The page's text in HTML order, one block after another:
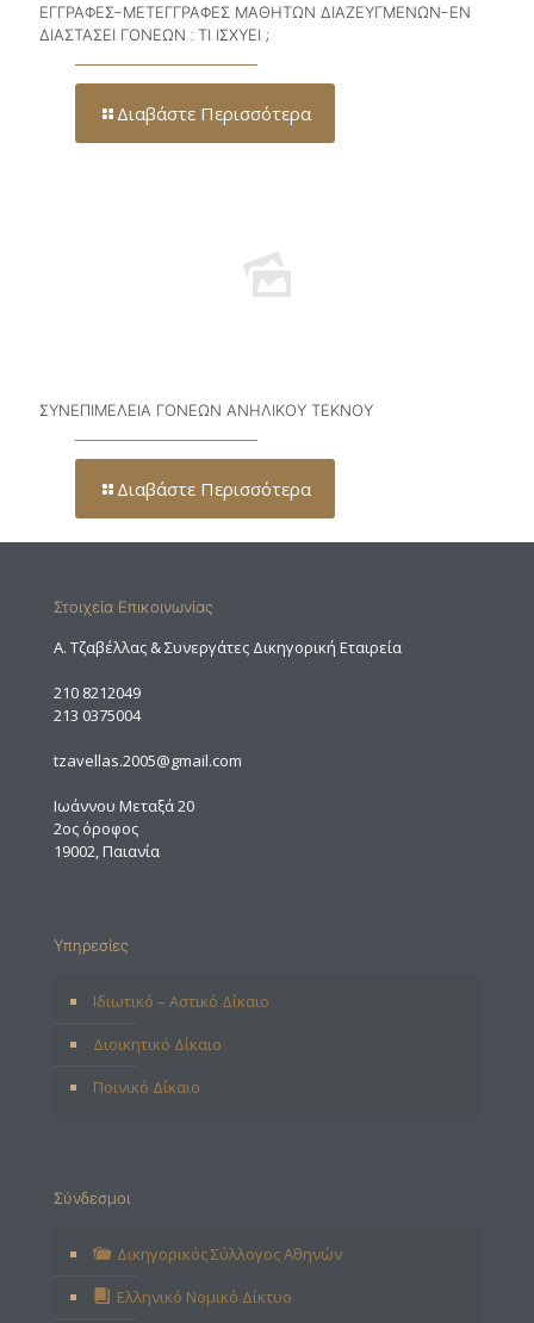
ΕΓΓΡΑΦΕΣ-ΜΕΤΕΓΓΡΑΦΕΣ ΜΑΘΗΤΩΝ ΔΙΑΖΕΥΓΜΕΝΩΝ-ΕΝ
ΔΙΑΣΤΑΣΕΙ ΓΟΝΕΩΝ : ΤΙ ΙΣΧΥΕΙ ;
Διαβάστε Περισσότερα
ΣΥΝΕΠΙΜΕΛΕΙΑ ΓΟΝΕΩΝ ΑΝΗΛΙΚΟΥ ΤΕΚΝΟΥ
Διαβάστε Περισσότερα
Στοιχεία Επικοινωνίας
A. Τζαβέλλας & Συνεργάτες Δικηγορική Εταιρεία
210 8212049
213 0375004
tzavellas.2005@gmail.com
Ιωάννου Μεταξά 20
2ος όροφος
19002, Παιανία
Υπηρεσίες
Ιδιωτικό – Αστικό Δίκαιο
Διοικητικό Δίκαιο
Ποινικό Δίκαιο
Σύνδεσμοι
Δικηγορικός Σύλλογος Αθηνών
Ελληνικό Νομικό Δίκτυο